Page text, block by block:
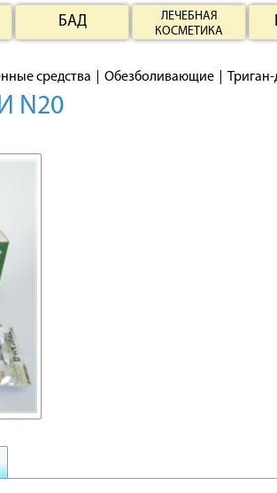
БАД
ЛЕЧЕБНАЯ
КОСМЕТИКА
средства Обезболивающие Триган-
N20